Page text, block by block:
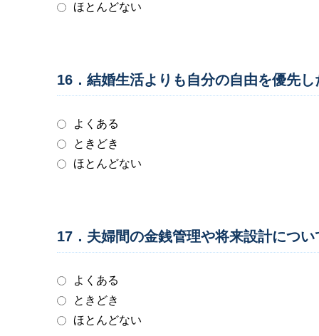
ほとんどない
16．結婚生活よりも自分の自由を優先
よくある
ときどき
ほとんどない
17．夫婦間の金銭管理や将来設計につ
よくある
ときどき
ほとんどない